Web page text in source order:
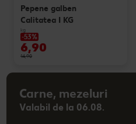
Pepene galben
Calitatea I KG
kg
-53%
6,90
14,90
Carne, mezeluri
Valabil de la 06.08.